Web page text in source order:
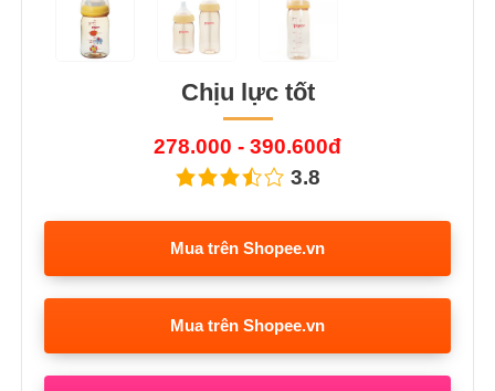
Chịu lực tốt
278.000 - 390.600đ
3.8
Mua trên Shopee.vn
Mua trên Shopee.vn